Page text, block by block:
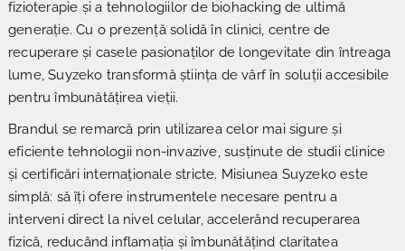
fizioterapie și a tehnologiilor de biohacking de ultimă
generație. Cu o prezență solidă în clinici, centre de
recuperare și casele pasionaților de longevitate din întreaga
lume, Suyzeko transformă știința de vârf în soluții accesibile
pentru îmbunătățirea vieții.
Brandul se remarcă prin utilizarea celor mai sigure și
eficiente tehnologii non-invazive, susținute de studii clinice
și certificări internaționale stricte. Misiunea Suyzeko este
simplă: să îți ofere instrumentele necesare pentru a
interveni direct la nivel celular, accelerând recuperarea
fizică, reducând inflamația și îmbunătățind claritatea